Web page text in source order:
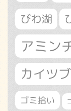
びわ湖
アミン
カイツ
ゴミ拾い